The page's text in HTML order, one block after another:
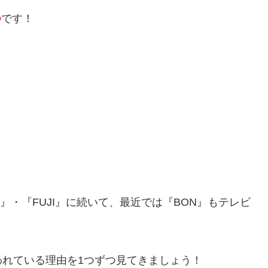
です！
・『FUJI』に続いて、最近では『BON』もテレビ
ている理由を1つずつ見てきましょう！